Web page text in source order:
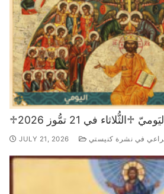
♱الثُّلاثاء في 21 تمُّوز 2026
JULY 21, 2026 في نشرة كنيستي